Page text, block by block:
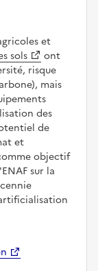
et
sols
ont
risque
mais
des
de
et
objectif
sur la